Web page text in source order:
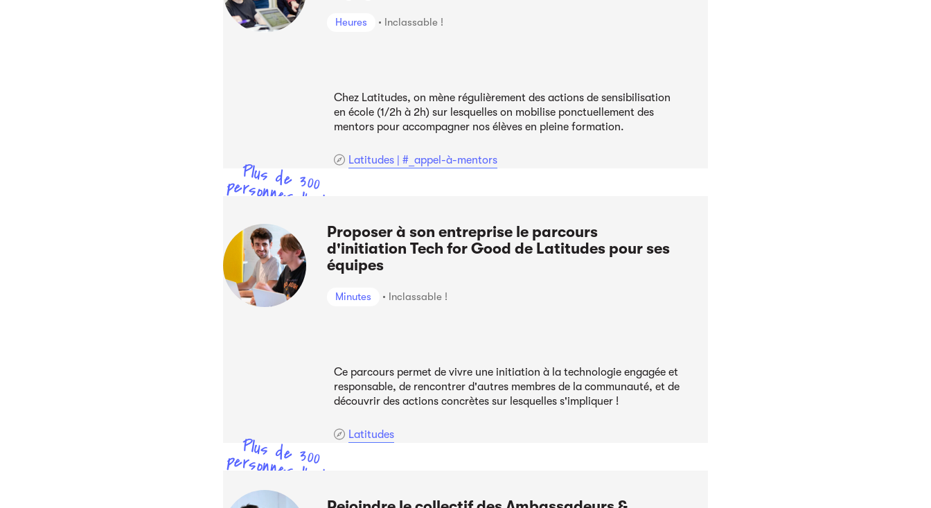
Heures Inclassable !
Chez Latitudes, on mène régulièrement des actions de sensibilisation
en école (1/2h à 2h) sur lesquelles on mobilise ponctuellement des
mentors pour accompagner nos élèves en pleine formation.
Latitudes | #_appel-à-mentors
Plus de 300
personnes l'ont
Proposer à son entreprise le parcours
d'initiation Tech for Good de Latitudes pour ses
équipes
Minutes Inclassable !
Ce parcours permet de vivre une initiation à la technologie engagée et
responsable, de rencontrer d'autres membres de la communauté, et de
découvrir des actions concrètes sur lesquelles s'impliquer !
Latitudes
Plus de 300
personnes l'ont
testé